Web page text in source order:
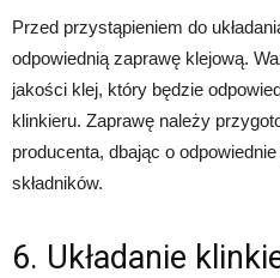
Przed przystąpieniem do
odpowiednią zaprawę klejową.
jakości klej, który będzie
klinkieru. Zaprawę należy
producenta, dbając o
składników.
6. Układanie